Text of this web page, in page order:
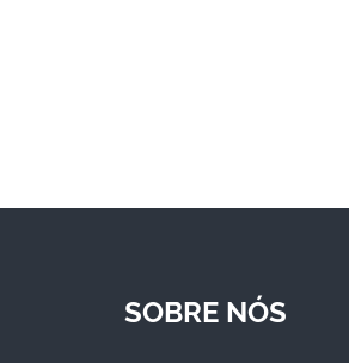
SOBRE NÓS